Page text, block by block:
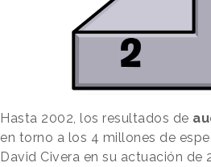
Hasta 2002, los resultados de
en torno a los 4 millones de
David Civera en su actuación de